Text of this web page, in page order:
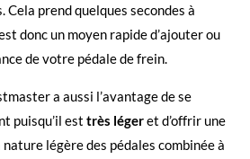
Cela prend quelques secondes à
donc un moyen rapide d’ajouter ou
de votre pédale de frein.
a aussi l’avantage de se
puisqu’il est très légeret d’offrir une
nature légère des pédales combinée à